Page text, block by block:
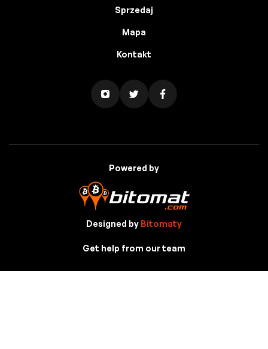
Sprzedaj
Mapa
Kontakt
Powered by
Designed by Bitomaty
Get help from our team